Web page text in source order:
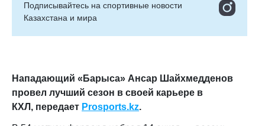
Подписывайтесь на cпортивные новости
Казахстана и мира
Нападающий «Барыса» Ансар Шайхмедденов
провел лучший сезон в своей карьере в
КХЛ, передает Prosports.kz.